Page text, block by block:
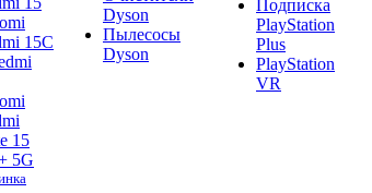
15C
15
5G
Dyson
Пылесосы
Dyson
Подписка
PlayStation
Plus
PlayStation
VR